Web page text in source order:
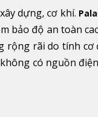
dựng, cơ khí.
bảo độ an toàn
rãi do tính
có nguồn